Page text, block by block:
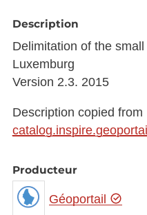
Description
Delimitation of the
Luxemburg
Version 2.3. 2015
Description copied from
Producteur
Géoportail